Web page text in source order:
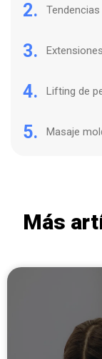
2.
3.
4. Lifting de
5. Masaje
Más